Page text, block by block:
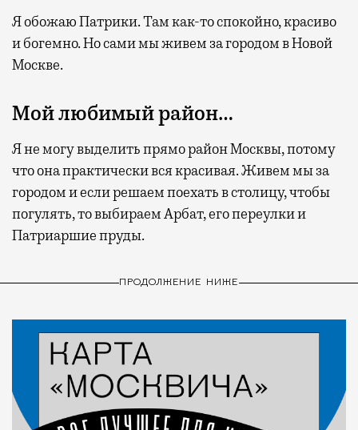
Я обожаю Патрики. Там как-то спокойно, красиво
и богемно. Но сами мы живем за городом в Новой
Москве.
Мой любимый район…
Я не могу выделить прямо район Москвы, потому
что она практически вся красивая. Живем мы за
городом и если решаем поехать в столицу, чтобы
погулять, то выбираем Арбат, его переулки и
Патриаршие пруды.
ПРОДОЛЖЕНИЕ НИЖЕ